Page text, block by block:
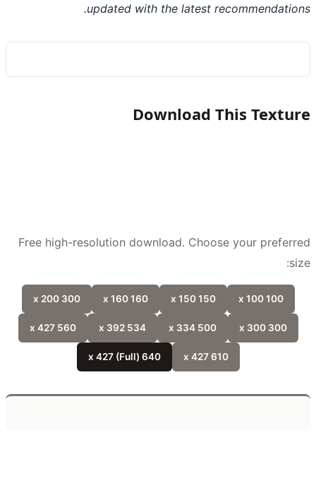
updated with the latest
Download This
Free high-resolution download. Choose your
300 x 200
300 x 300
500 x 334
534 x 392
560 x 427
640 x 427 (Full)